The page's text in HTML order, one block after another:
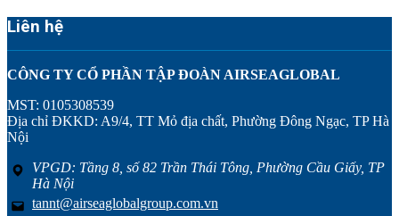
Liên hệ
CÔNG TY CỔ PHẦN TẬP ĐOÀN AIRSEAGLOBAL
MST: 0105308539
Địa chỉ ĐKKD: A9/4, TT Mỏ địa chất, Phường Đông Ngạc, TP Hà
Nội
VPGD: Tầng 8, số 82 Trần Thái Tông, Phường Cầu Giấy, TP
Hà Nội
tannt@airseaglobalgroup.com.vn